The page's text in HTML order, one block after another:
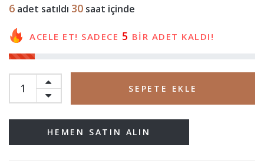
6 adet satıldı 30 saat içinde
ACELE ET! SADECE 5 BİR ADET KALDI!
SEPETE EKLE
HEMEN SATIN ALIN